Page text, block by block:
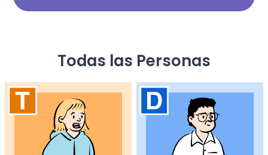
Todas las Personas